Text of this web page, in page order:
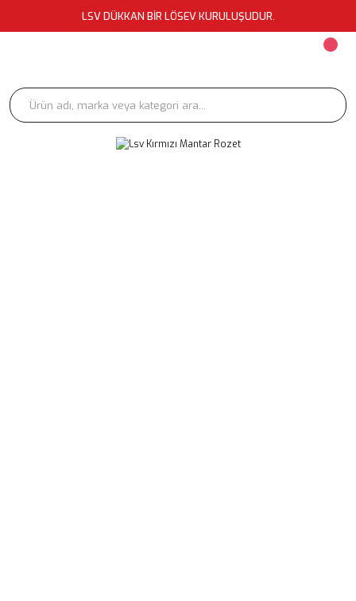
LSV DÜKKAN BİR LÖSEV KURULUŞUDUR.